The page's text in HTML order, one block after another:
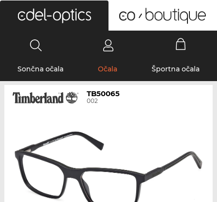
Sončna očala Očala Športna očala
TB50065
002